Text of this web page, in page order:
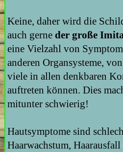
Keine, daher wird die
auch gerneder große
eine Vielzahl von
anderen Organsysteme,
viele in allen denkbaren
auftreten können. Dies
mitunter schwierig!
Hautsymptome sind
Haarwachstum,